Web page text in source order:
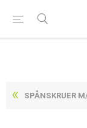
SPÅNSKRUER M/PANHOVEDET POZIDRIV Z RUSTFRI